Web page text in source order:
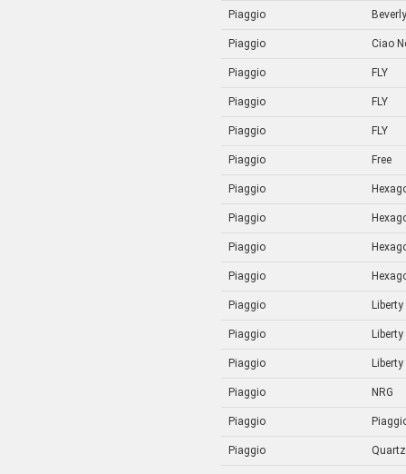
Piaggio Beverly
Piaggio Ciao
Piaggio FLY
Piaggio FLY
Piaggio FLY
Piaggio Free
Piaggio
Piaggio
Piaggio
Piaggio
Piaggio Liberty
Piaggio Liberty
Piaggio Liberty
Piaggio NRG
Piaggio
Piaggio Quartz